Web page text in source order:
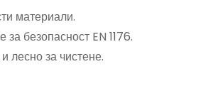
материали.
безопасност EN 1176.
лесно за чистене.